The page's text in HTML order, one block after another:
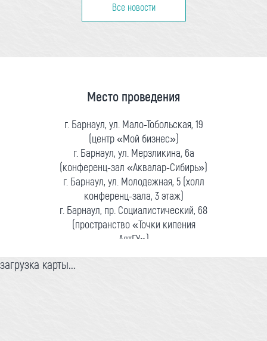
Все новости
Место проведения
г. Барнаул, ул. Мало-Тобольская, 19
(центр «Мой бизнес»)
г. Барнаул, ул. Мерзликина, 6а
(конференц-зал «Аквалар-Сибирь»)
г. Барнаул, ул. Молодежная, 5 (холл
конференц-зала, 3 этаж)
г. Барнаул, пр. Социалистический, 68
(пространство «Точки кипения
АлтГУ»)
загрузка карты...